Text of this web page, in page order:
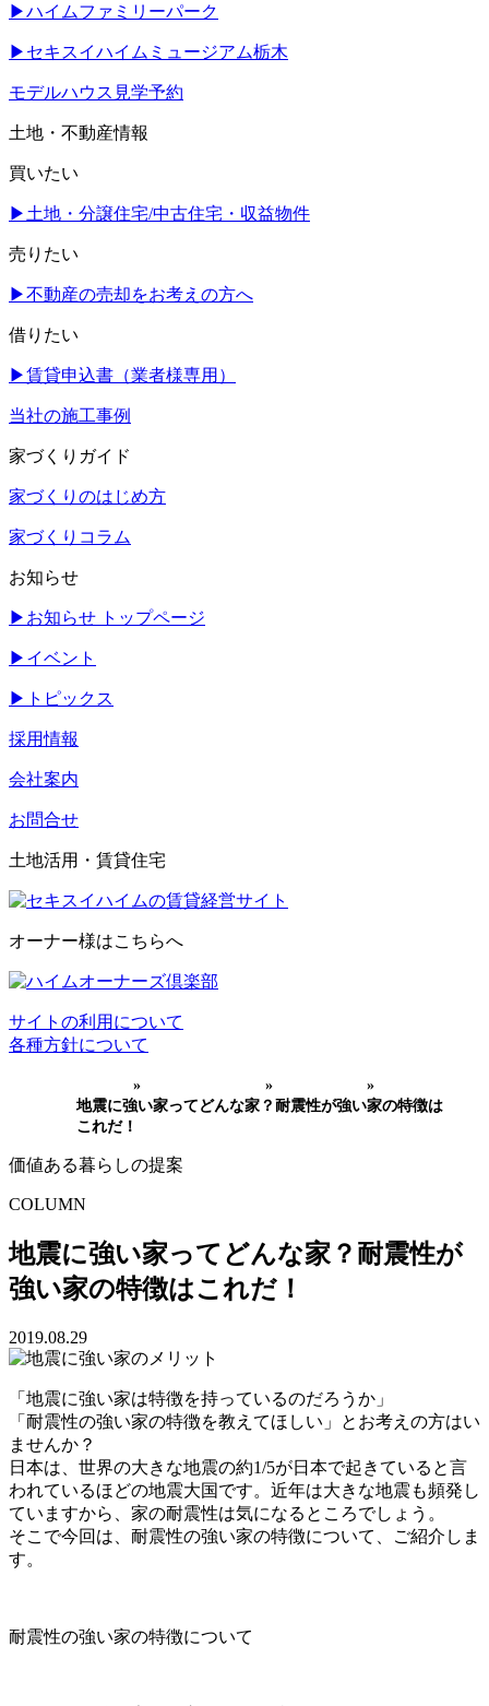
▶ハイムファミリーパーク
▶ セキスイハイムミュージアム栃木
モデルハウス見学予約
土地・不動産情報
買いたい
▶ 土地・分譲住宅/中古住宅・収益物件
売りたい
▶不動産の売却をお考えの方へ
借りたい
▶賃貸申込書（業者様専用）
当社の施工事例
家づくりガイド
家づくりのはじめ方
家づくりコラム
お知らせ
▶ お知らせ トップページ
▶ イベント
▶ トピックス
採用情報
会社案内
お問合せ
土地活用・賃貸住宅
オーナー様はこちらへ
サイトの利用について
各種方針について
» »
»
地震に強い家ってどんな家？耐震性が強い家の特徴は
これだ！
価値ある暮らしの提案
COLUMN
地震に強い家ってどんな家？耐震性が
強い家の特徴はこれだ！
2019.08.29
「地震に強い家は特徴を持っているのだろうか」
「耐震性の強い家の特徴を教えてほしい」とお考えの方はい
ませんか？
日本は、世界の大きな地震の約1/5が日本で起きていると言
われているほどの地震大国です。近年は大きな地震も頻発し
ていますから、家の耐震性は気になるところでしょう。
そこで今回は、耐震性の強い家の特徴について、ご紹介しま
す。
耐震性の強い家の特徴について